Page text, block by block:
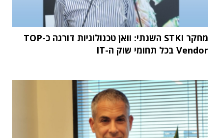
מחקר STKI השנתי: וואן טכנולוגיות דורגה כ-TOP
Vendor בכל תחומי שוק ה-IT